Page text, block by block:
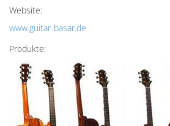
Website:
www.guitar-basar.de
Produkte: